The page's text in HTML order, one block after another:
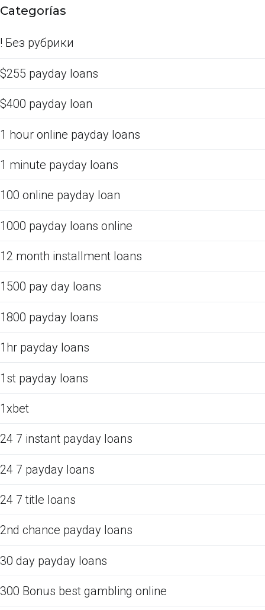
Categorías
! Без рубрики
$255 payday loans
$400 payday loan
1 hour online payday loans
1 minute payday loans
100 online payday loan
1000 payday loans online
12 month installment loans
1500 pay day loans
1800 payday loans
1hr payday loans
1st payday loans
1xbet
24 7 instant payday loans
24 7 payday loans
24 7 title loans
2nd chance payday loans
30 day payday loans
300 Bonus best gambling online